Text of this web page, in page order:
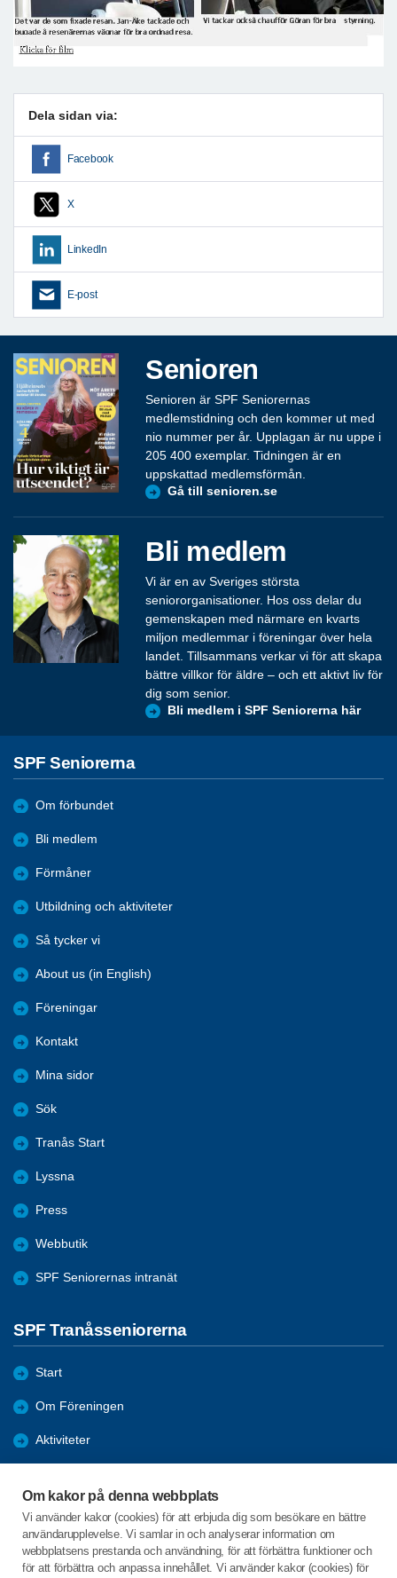
Om kakor på denna webbplats
Vi använder kakor (cookies) för att erbjuda dig som besökare en bättre
användarupplevelse. Vi samlar in och analyserar information om
webbplatsens prestanda och användning, för att förbättra funktioner och
för att förbättra och anpassa innehållet. Vi använder kakor (cookies) för
Dela sidan via:
Facebook
X
LinkedIn
E-post
Senioren
Senioren är SPF Seniorernas
medlemstidning och den kommer ut med
nio nummer per år. Upplagan är nu uppe i
205 400 exemplar. Tidningen är en
uppskattad medlemsförmån.
Gå till senioren.se
Bli medlem
Vi är en av Sveriges största
seniororganisationer. Hos oss delar du
gemenskapen med närmare en kvarts
miljon medlemmar i föreningar över hela
landet. Tillsammans verkar vi för att skapa
bättre villkor för äldre – och ett aktivt liv för
dig som senior.
Bli medlem i SPF Seniorerna här
SPF Seniorerna
Om förbundet
Bli medlem
Förmåner
Utbildning och aktiviteter
Så tycker vi
About us (in English)
Föreningar
Kontakt
Mina sidor
Sök
Tranås Start
Lyssna
Press
Webbutik
SPF Seniorernas intranät
SPF Tranåsseniorerna
Start
Om Föreningen
Aktiviteter
Förmåner
Nyheter